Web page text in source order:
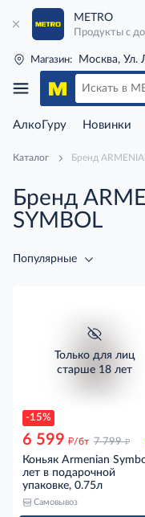
METRO
Продукты с
Магазин: Москва, Ул.
АлкоГуру Новинки
Каталог Бренд
Бренд
SYMBOL
Популярные
-15%
Только для лиц
старше 18 лет
6 599 д/бт 7 799 д
Коньяк Armenian
лет в подарочной
упаковке, 0.75л
Самовывоз